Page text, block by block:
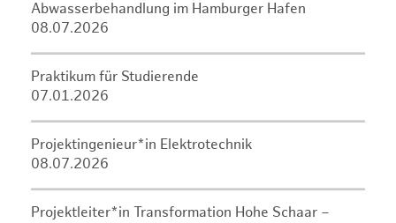
Abwasserbehandlung im Hamburger Hafen
08.07.2026
Praktikum für Studierende
07.01.2026
Projektingenieur*in Elektrotechnik
08.07.2026
Projektleiter*in Transformation Hohe Schaar –